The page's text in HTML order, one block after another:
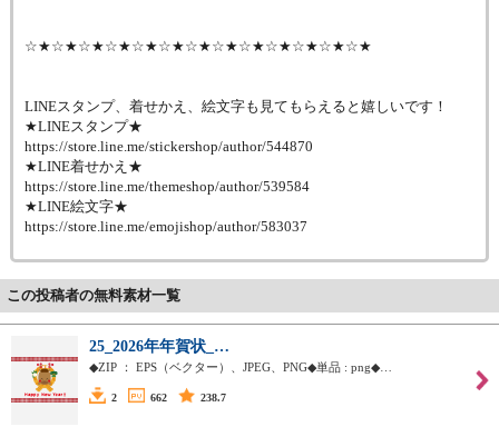
☆★☆★☆★☆★☆★☆★☆★☆★☆★☆★☆★☆★☆★
LINEスタンプ、着せかえ、絵文字も見てもらえると嬉しいです！
★LINEスタンプ★
https://store.line.me/stickershop/author/544870
★LINE着せかえ★
https://store.line.me/themeshop/author/539584
★LINE絵文字★
https://store.line.me/emojishop/author/583037
この投稿者の無料素材一覧
25_2026年年賀状_…
◆ZIP ： EPS（ベクター）、JPEG、PNG◆単品 : png◆…
2 662 238.7